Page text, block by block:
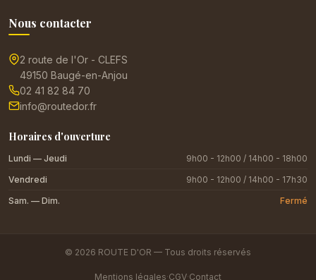
Nous contacter
2 route de l'Or - CLEFS
49150 Baugé-en-Anjou
02 41 82 84 70
info@routedor.fr
Horaires d'ouverture
Lundi — Jeudi
9h00 - 12h00 / 14h00 - 18h00
Vendredi
9h00 - 12h00 / 14h00 - 17h30
Sam. — Dim.
Fermé
© 2026 ROUTE D'OR — Tous droits réservés
Mentions légales·CGV·Contact